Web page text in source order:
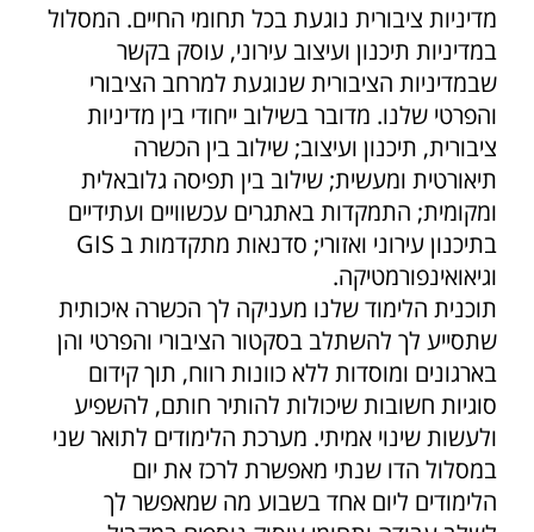
מדיניות ציבורית נוגעת בכל תחומי החיים. המסלול
במדיניות תיכנון ועיצוב עירוני, עוסק בקשר
שבמדיניות הציבורית שנוגעת למרחב הציבורי
והפרטי שלנו. מדובר בשילוב ייחודי בין מדיניות
ציבורית, תיכנון ועיצוב; שילוב בין הכשרה
תיאורטית ומעשית; שילוב בין תפיסה גלובאלית
ומקומית; התמקדות באתגרים עכשוויים ועתידיים
בתיכנון עירוני ואזורי; סדנאות מתקדמות ב GIS
וגיאואינפורמטיקה.
תוכנית הלימוד שלנו מעניקה לך הכשרה איכותית
שתסייע לך להשתלב בסקטור הציבורי והפרטי והן
בארגונים ומוסדות ללא כוונות רווח, תוך קידום
סוגיות חשובות שיכולות להותיר חותם, להשפיע
ולעשות שינוי אמיתי. מערכת הלימודים לתואר שני
במסלול הדו שנתי מאפשרת לרכז את יום
הלימודים ליום אחד בשבוע מה שמאפשר לך